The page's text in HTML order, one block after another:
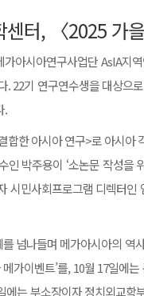
센터, 〈2025 가
가아시아연구사업단 AsIA
. 22기 연구연수생을 대상으
.
합한 아시아 연구>로 아시
인 박주용이 ‘소논문 작성
시민사회프로그램 디렉터
넘나들며 메가아시아의 역
가이벤트’를, 10월 17일에
에는 부소장이자 정치외교